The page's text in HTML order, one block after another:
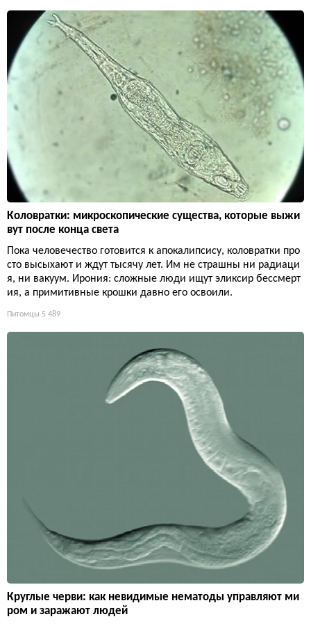
Коловратки: микроскопические существа, которые выжи
вут после конца света
Пока человечество готовится к апокалипсису, коловратки про
сто высыхают и ждут тысячу лет. Им не страшны ни радиаци
я, ни вакуум. Ирония: сложные люди ищут эликсир бессмерт
ия, а примитивные крошки давно его освоили.
Питомцы 5 489
Круглые черви: как невидимые нематоды управляют ми
ром и заражают людей